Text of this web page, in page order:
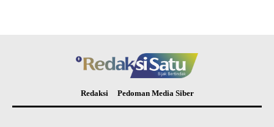
Redaksi Pedoman Media Siber